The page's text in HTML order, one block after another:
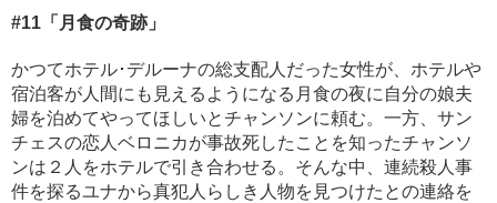
#11 「月食の奇跡」
かつてホテル･デルーナの総支配人だった女性が、ホテルや
宿泊客が人間にも見えるようになる月食の夜に自分の娘夫
婦を泊めてやってほしいとチャンソンに頼む。一方、サン
チェスの恋人ベロニカが事故死したことを知ったチャンソ
ンは２人をホテルで引き合わせる。そんな中、連続殺人事
件を探るユナから真犯人らしき人物を見つけたとの連絡を